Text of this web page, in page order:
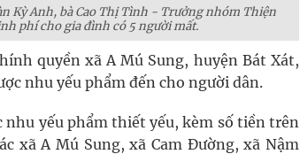
Kỳ Anh, bà Cao Thị Tình - Trưởng nhóm Thiện
phí cho gia đình có 5 người mất.
quyền xã A Mú Sung, huyện Bát Xát,
nhu yếu phẩm đến cho người dân.
yếu phẩm thiết yếu, kèm số tiền trên
xã A Mú Sung, xã Cam Đường, xã Nậm